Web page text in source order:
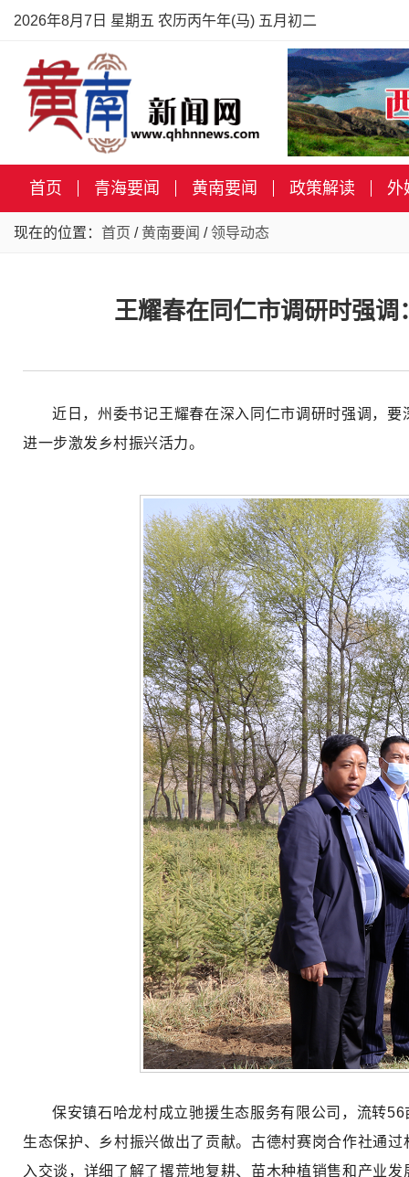
2026年8月7日 星期五 农历丙午年(马) 五月初二
首页 青海要闻 黄南要闻 政策解读 外
现在的位置： 首页 / 黄南要闻 /领导动态
王耀春在同仁市调研时强
近日，州委书记王耀春在深入同仁市调研时强调，
进一步激发乡村振兴活力。
保安镇石哈龙村成立驰援生态服务有限公司，流转
生态保护、乡村振兴做出了贡献。古德村赛岗合作社通
入交谈，详细了解了撂荒地复耕、苗木种植销售和产业发